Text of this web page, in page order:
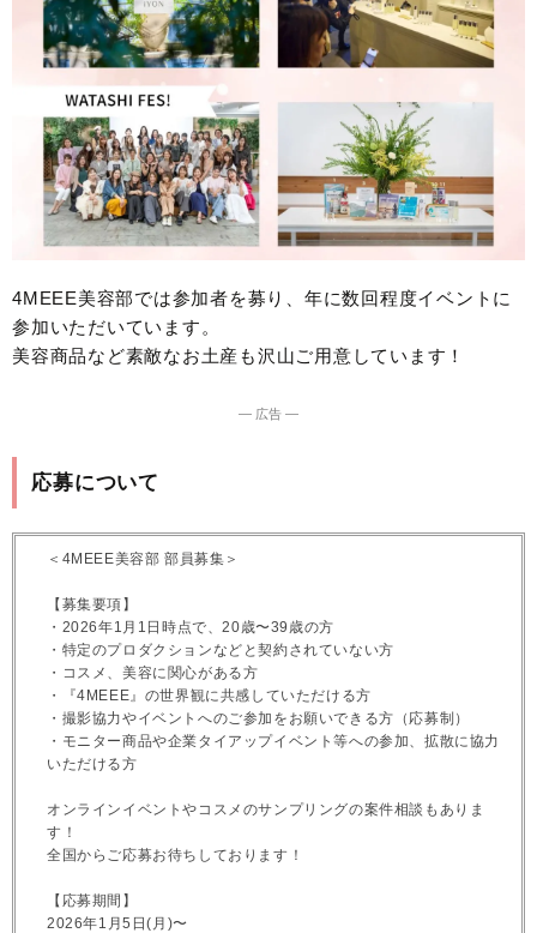
4MEEE美容部では参加者を募り、年に数回程度イベントに
参加いただいています。
美容商品など素敵なお土産も沢山ご用意しています！
― 広告 ―
応募について
＜4MEEE美容部 部員募集＞
【募集要項】
・2026年1月1日時点で、20歳〜39歳の方
・特定のプロダクションなどと契約されていない方
・コスメ、美容に関心がある方
・『4MEEE』の世界観に共感していただける方
・撮影協力やイベントへのご参加をお願いできる方（応募制）
・モニター商品や企業タイアップイベント等への参加、拡散に協力
いただける方
オンラインイベントやコスメのサンプリングの案件相談もありま
す！
全国からご応募お待ちしております！
【応募期間】
2026年1月5日(月)〜